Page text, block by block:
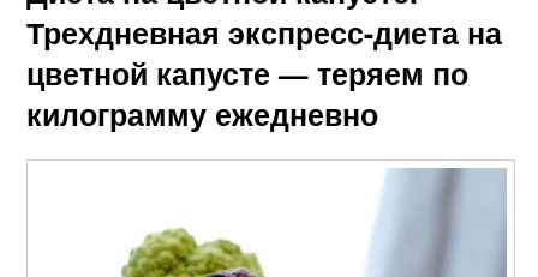
Трехдневная экспресс-диета на
цветной капусте — теряем по
килограмму ежедневно